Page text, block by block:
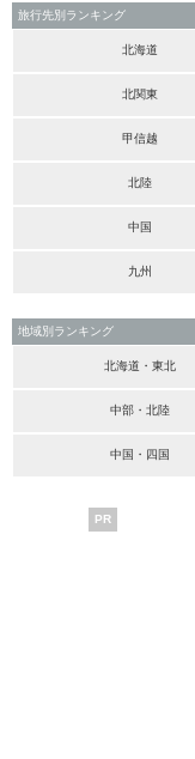
旅行先別ランキング
北海道
北関東
甲信越
北陸
中国
九州
地域別ランキング
北海道・東北
中部・北陸
中国・四国
PR